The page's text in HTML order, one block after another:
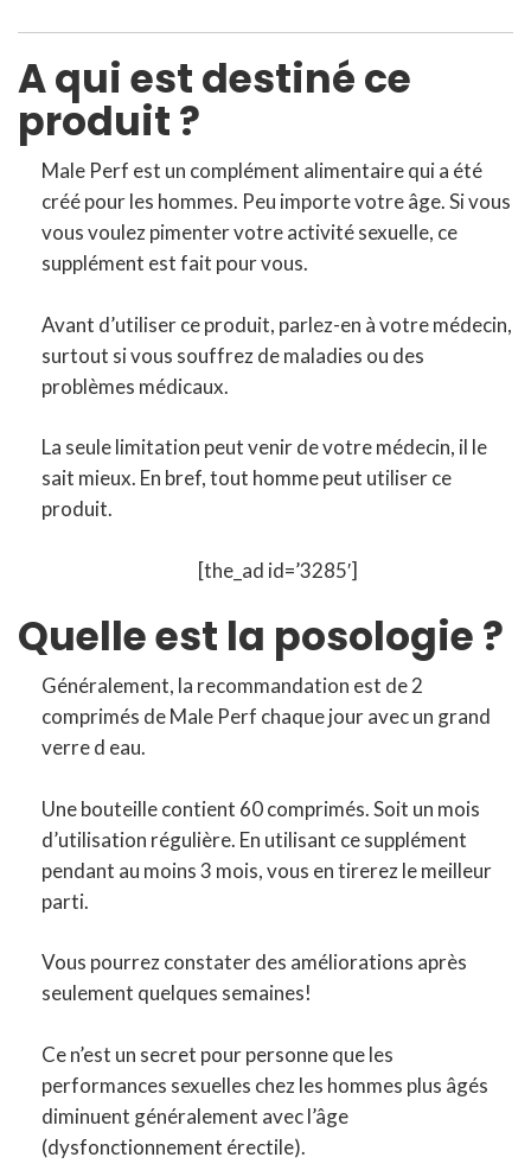
A qui est destiné ce
produit ?
Male Perf est un complément alimentaire qui a été
créé pour les hommes. Peu importe votre âge. Si vous
vous voulez pimenter votre activité sexuelle, ce
supplément est fait pour vous.
Avant d’utiliser ce produit, parlez-en à votre médecin,
surtout si vous souffrez de maladies ou des
problèmes médicaux.
La seule limitation peut venir de votre médecin, il le
sait mieux. En bref, tout homme peut utiliser ce
produit.
[the_ad id=’3285′]
Quelle est la posologie ?
Généralement, la recommandation est de 2
comprimés de Male Perf chaque jour avec un grand
verre d eau.
Une bouteille contient 60 comprimés. Soit un mois
d’utilisation régulière. En utilisant ce supplément
pendant au moins 3 mois, vous en tirerez le meilleur
parti.
Vous pourrez constater des améliorations après
seulement quelques semaines!
Ce n’est un secret pour personne que les
performances sexuelles chez les hommes plus âgés
diminuent généralement avec l’âge
(dysfonctionnement érectile).